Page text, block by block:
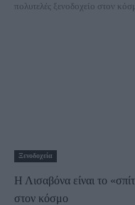
πολυτελές ξενοδοχείο στον
Ξενοδοχεία
Η Λισαβόνα είναι το
στον κόσμο